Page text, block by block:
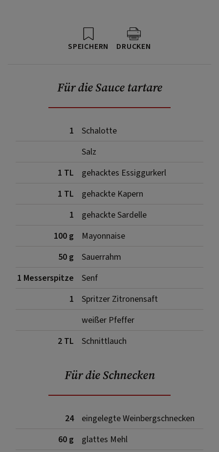
SPEICHERN DRUCKEN
Für die Sauce tartare
1
Schalotte
Salz
1 TL
gehacktes Essiggurkerl
1 TL
gehackte Kapern
1
gehackte Sardelle
100 g
Mayonnaise
50 g
Sauerrahm
1 Messerspitze
Senf
1
Spritzer Zitronensaft
weißer Pfeffer
2 TL
Schnittlauch
Für die Schnecken
24
eingelegte Weinbergschnecken
60 g
glattes Mehl